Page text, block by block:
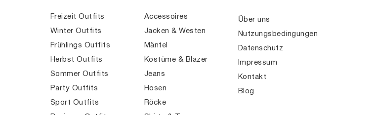
Freizeit Outfits
Winter Outfits
Frühlings Outfits
Herbst Outfits
Sommer Outfits
Party Outfits
Sport Outfits
Accessoires
Jacken & Westen
Mäntel
Kostüme & Blazer
Jeans
Hosen
Röcke
Über uns
Nutzungsbedingungen
Datenschutz
Impressum
Kontakt
Blog